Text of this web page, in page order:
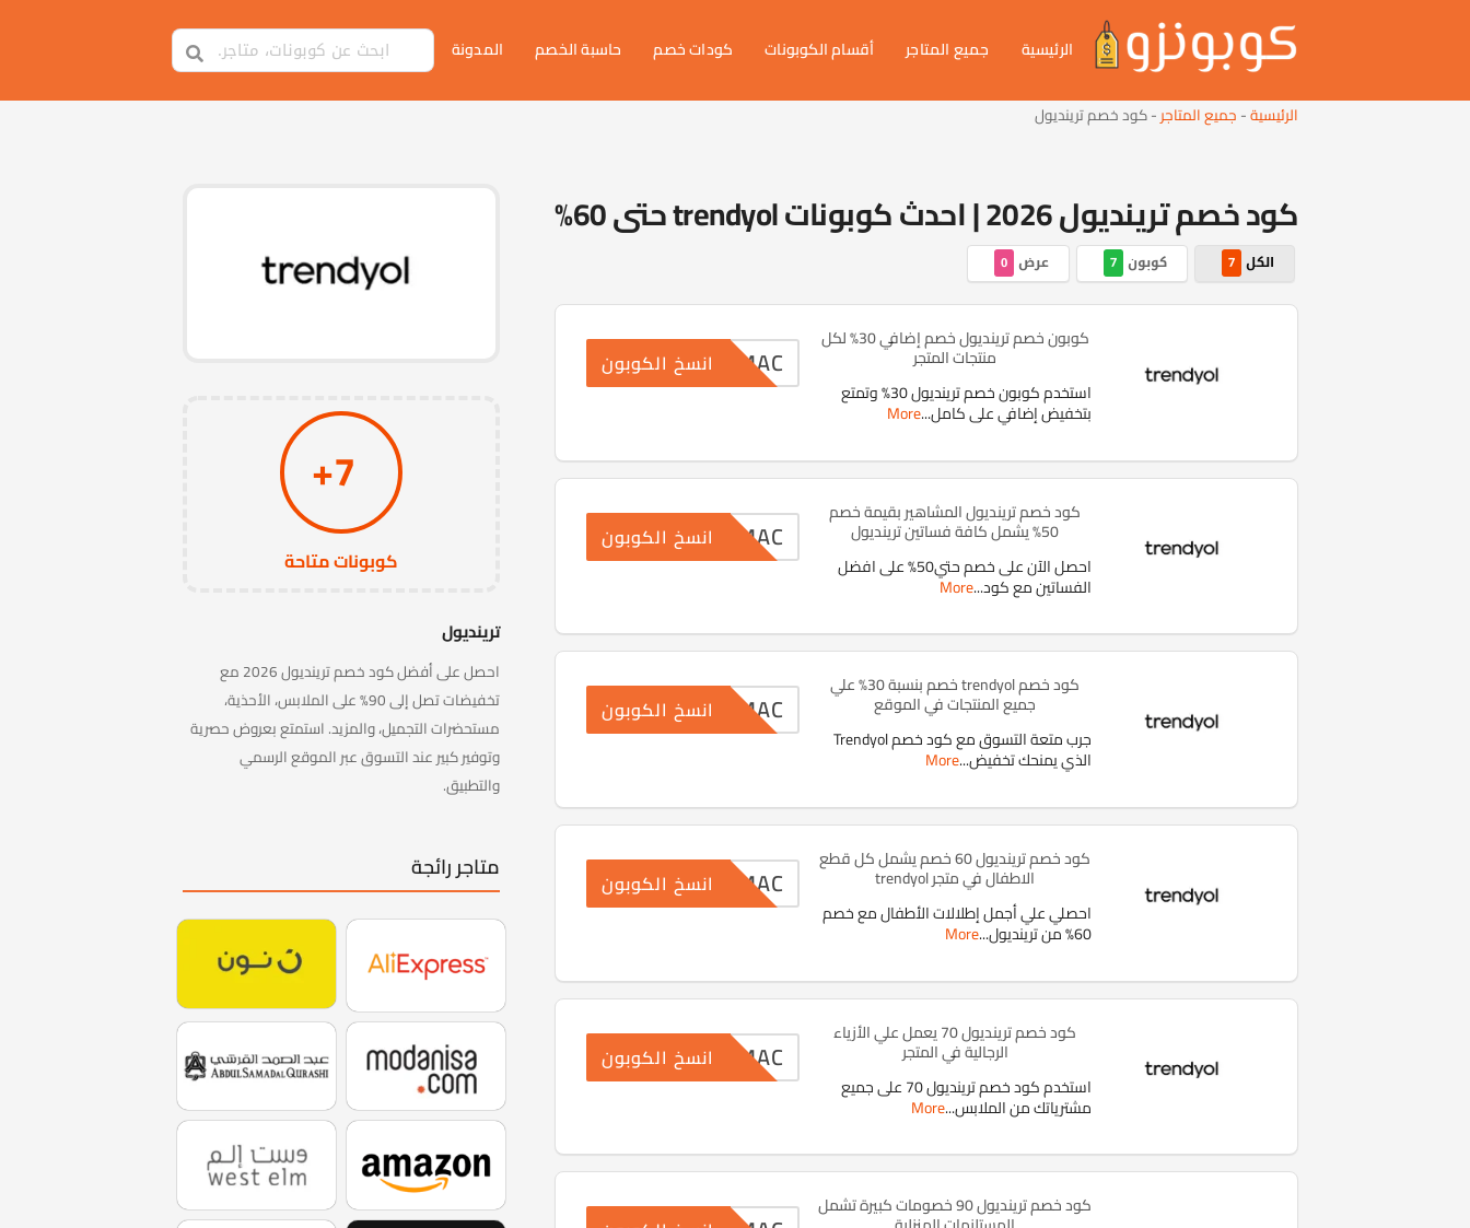
الرئيسية جميع المتاجر أقسام الكوبونات كودات خصم حاسبة الخصم المدونة
الرئيسية-جميع المتاجر-كود خصم ترينديول
كود خصم ترينديول 2026 | احدث كوبونات trendyol حتى 60%
الكل 7 كوبون 7 عرض 0
كوبون خصم ترينديول خصم إضافي 30% لكل
منتجات المتجر
استخدم كوبون خصم ترينديول 30% وتمتع
بتخفيض إضافي على كامل...
More
SUMACانسخ الكوبون
كود خصم ترينديول المشاهير بقيمة خصم
50% يشمل كافة فساتين ترينديول
احصل الآن على خصم حتي50% على افضل
الفساتين مع كود...
More
SUMACانسخ الكوبون
كود خصم trendyol خصم بنسبة 30% علي
جميع المنتجات في الموقع
جرب متعة التسوق مع كود خصم Trendyol
الذي يمنحك تخفيض...
More
SUMACانسخ الكوبون
كود خصم ترينديول 60 خصم يشمل كل قطع
الاطفال في متجر trendyol
احصلي علي أجمل إطلالات الأطفال مع خصم
60% من ترينديول ...
More
SUMACانسخ الكوبون
كود خصم ترينديول 70 يعمل علي الأزياء
الرجالية في المتجر
استخدم كود خصم ترينديول 70 على جميع
مشترياتك من الملابس...
More
SUMACانسخ الكوبون
كود خصم ترينديول 90 خصومات كبيرة تشمل
7+
كوبونات متاحة
ترينديول
احصل على أفضل كود خصم ترينديول 2026 مع
تخفيضات تصل إلى 90% على الملابس، الأحذية،
مستحضرات التجميل، والمزيد. استمتع بعروض حصرية
وتوفير كبير عند التسوق عبر الموقع الرسمي
والتطبيق.
متاجر رائجة